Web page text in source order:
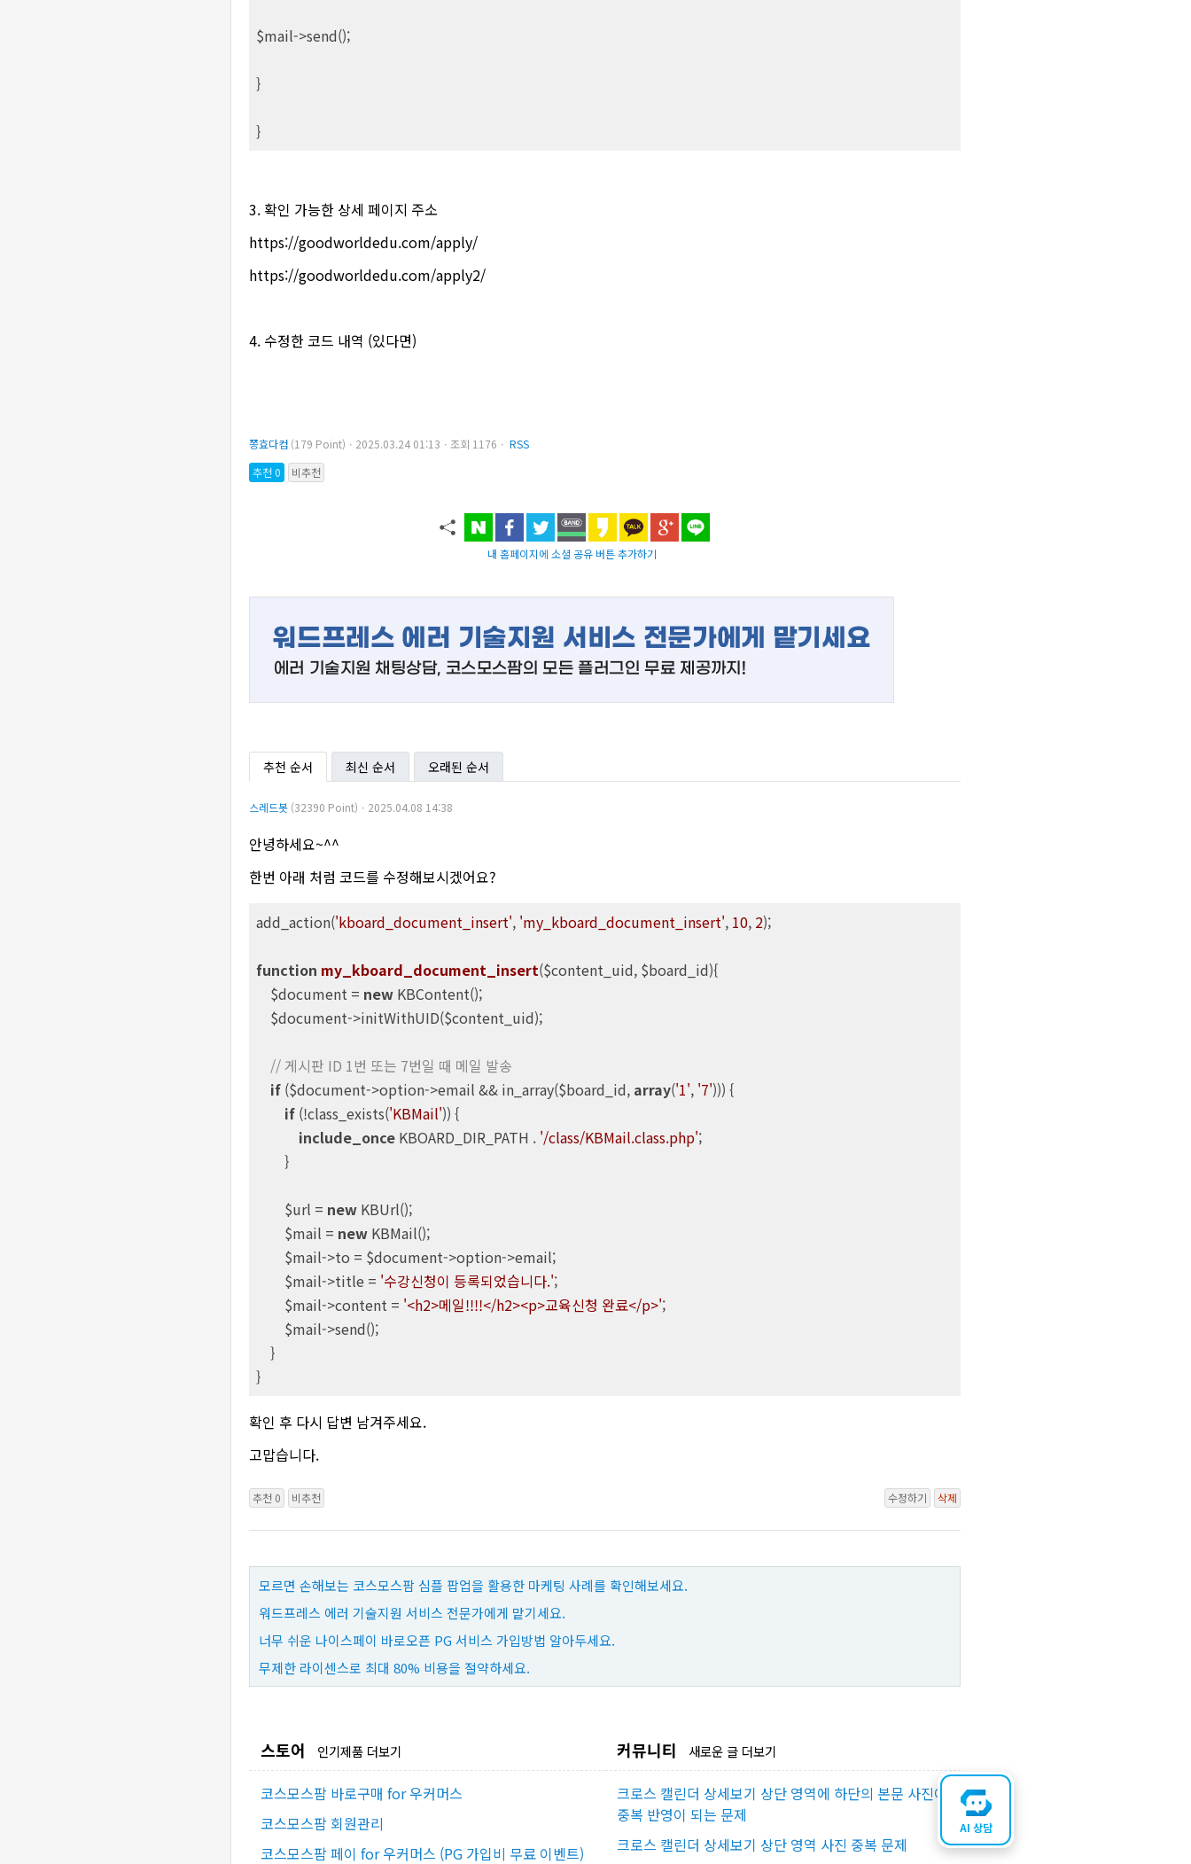
$mail->send();
}
}
3. 확인 가능한 상세 페이지 주소
https://goodworldedu.com/apply/
https://goodworldedu.com/apply2/
4. 수정한 코드 내역 (있다면)
쫑효다컴 (179 Point)ㆍ2025.03.24 01:13ㆍ조회 1176ㆍ RSS
추천 0
비추천
내 홈페이지에 소셜 공유 버튼 추가하기
추천 순서 최신 순서 오래된 순서
스레드봇 (32390 Point)ㆍ2025.04.08 14:38
안녕하세요~^^
한번 아래 처럼 코드를 수정해보시겠어요?
add_action('kboard_document_insert', 'my_kboard_document_insert', 10, 2);
function my_kboard_document_insert($content_uid, $board_id){
    $document =
new KBContent();
    $document->initWithUID($content_uid);
// 게시판 ID 1번 또는 7번일 때 메일 발송
if ($document->option->email && in_array($board_id, array('1', '7'))) {
if (!class_exists('KBMail')) {
include_once KBOARD_DIR_PATH . '/class/KBMail.class.php';
        }
        $url =
new KBUrl();
        $mail =
new KBMail();
        $mail->to = $document->option->email;
        $mail->title =
'수강신청이 등록되었습니다.';
        $mail->content =
'<h2>메일!!!!</h2><p>교육신청 완료</p>';
        $mail->send();
    }
}
확인 후 다시 답변 남겨주세요.
고맙습니다.
추천 0 비추천 수정하기 삭제
모르면 손해보는 코스모스팜 심플 팝업을 활용한 마케팅 사례를 확인해보세요.
워드프레스 에러 기술지원 서비스 전문가에게 맡기세요.
너무 쉬운 나이스페이 바로오픈 PG 서비스 가입방법 알아두세요.
무제한 라이센스로 최대 80% 비용을 절약하세요.
스토어 인기제품 더보기
코스모스팜 바로구매 for 우커머스
코스모스팜 회원관리
코스모스팜 페이 for 우커머스 (PG 가입비 무료 이벤트)
커뮤니티 새로운 글 더보기
크로스 캘린더 상세보기 상단 영역에 하단의 본문 사진이
중복 반영이 되는 문제
크로스 캘린더 상세보기 상단 영역 사진 중복 문제
AI 상담